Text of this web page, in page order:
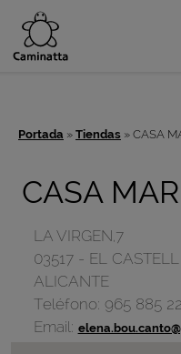
Portada » Tiendas » CASA
CASA
LA VIRGEN,7
03517- EL
ALICANTE
Teléfono: 965 885
Email: